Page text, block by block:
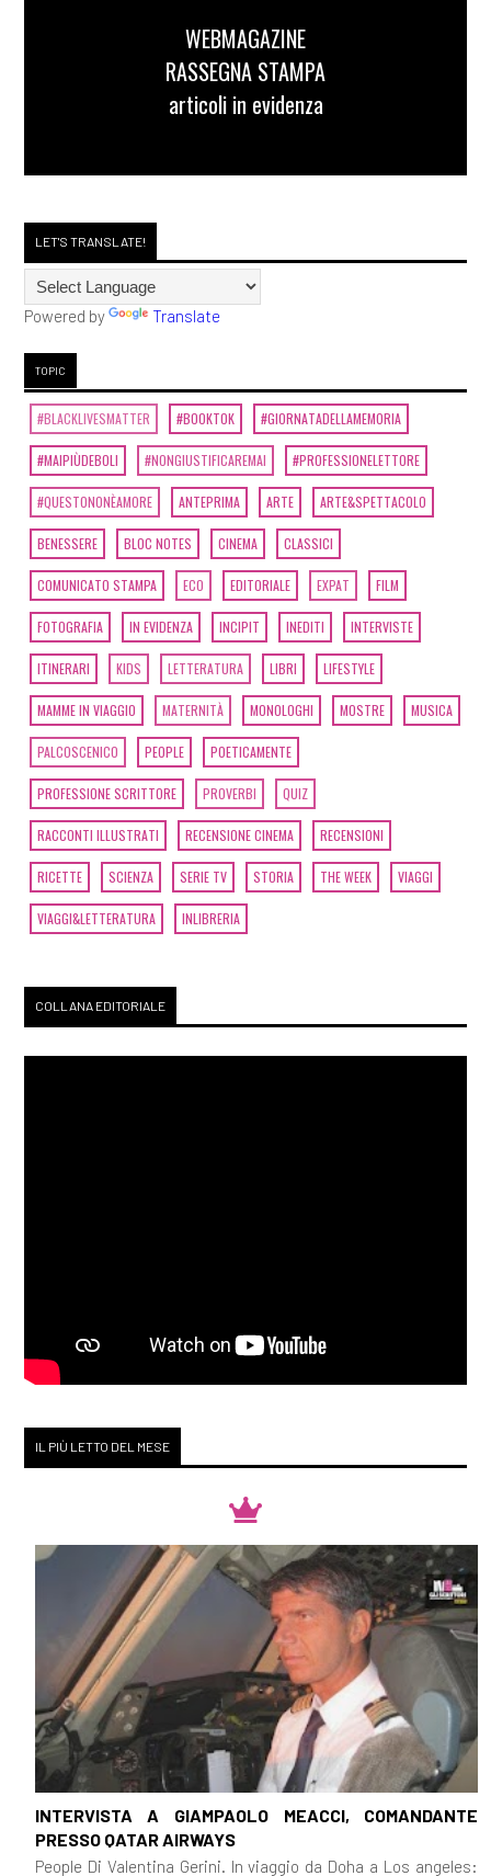
WEBMAGAZINE
RASSEGNA STAMPA
articoli in evidenza
LET'S TRANSLATE!
Powered by Translate
TOPIC
#BLACKLIVESMATTER #BOOKTOK #GIORNATADELLAMEMORIA
#MAIPIÙDEBOLI #NONGIUSTIFICAREMAI #PROFESSIONELETTORE
#QUESTONONÈAMORE ANTEPRIMA ARTE ARTE&SPETTACOLO
BENESSERE BLOC NOTES CINEMA CLASSICI
COMUNICATO STAMPA ECO EDITORIALE EXPAT FILM
FOTOGRAFIA IN EVIDENZA INCIPIT INEDITI INTERVISTE
ITINERARI KIDS LETTERATURA LIBRI LIFESTYLE
MAMME IN VIAGGIO MATERNITÀ MONOLOGHI MOSTRE MUSICA
PALCOSCENICO PEOPLE POETICAMENTE
PROFESSIONE SCRITTORE PROVERBI QUIZ
RACCONTI ILLUSTRATI RECENSIONE CINEMA RECENSIONI
RICETTE SCIENZA SERIE TV STORIA THE WEEK VIAGGI
VIAGGI&LETTERATURA INLIBRERIA
COLLANA EDITORIALE
IL PIÙ LETTO DEL MESE
INTERVISTA A GIAMPAOLO MEACCI, COMANDANTE
PRESSO QATAR AIRWAYS
People Di Valentina Gerini. In viaggio da Doha a Los angeles: